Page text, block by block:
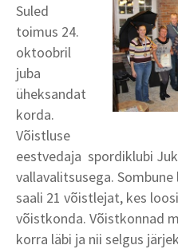
Suled
toimus 24.
oktoobril
juba
üheksandat
korda.
Võistluse
eestvedaja spordiklubi
vallavalitsusega.
saali 21 võistlejat, kes
võistkonda. Võistkonnad
korra läbi ja nii selgus